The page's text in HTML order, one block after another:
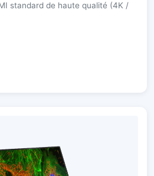
standard de haute qualité (4K /